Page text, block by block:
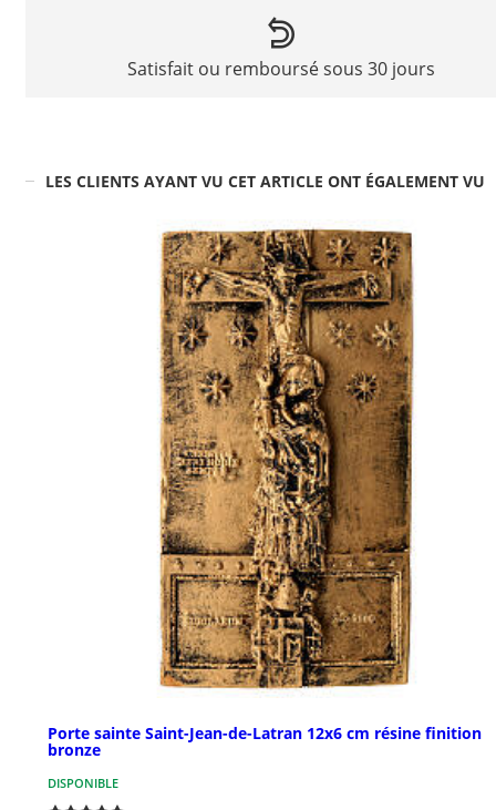
Satisfait ou remboursé sous 30 jours
LES CLIENTS AYANT VU CET ARTICLE ONT ÉGALEMENT VU
Porte sainte Saint-Jean-de-Latran 12x6 cm résine finition
bronze
DISPONIBLE